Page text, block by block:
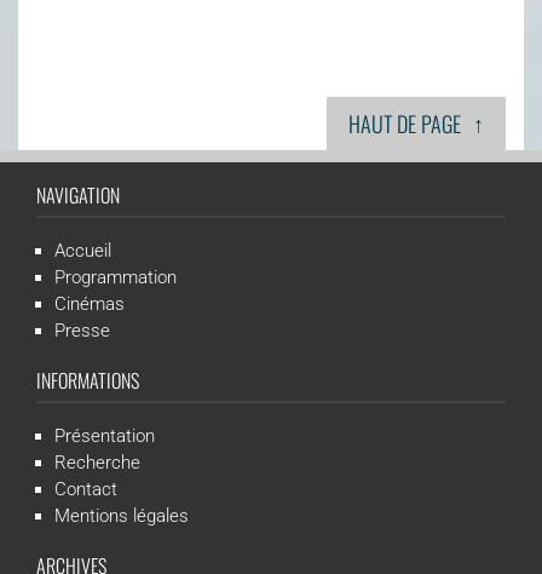
HAUT DE PAGE ↑
NAVIGATION
Accueil
Programmation
Cinémas
Presse
INFORMATIONS
Présentation
Recherche
Contact
Mentions légales
ARCHIVES